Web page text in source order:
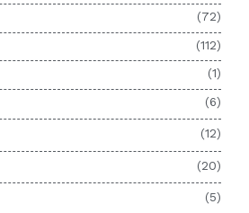
(72)
(112)
(1)
(6)
(12)
(20)
(5)